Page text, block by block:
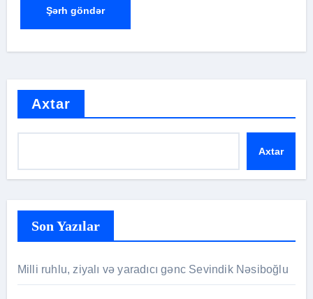
Axtar
Axtar
Son Yazılar
Milli ruhlu, ziyalı və yaradıcı gənc Sevindik Nəsiboğlu